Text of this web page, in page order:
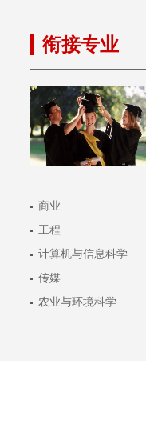
衔接专业
商业
工程
计算机与信息科学
传媒
农业与环境科学